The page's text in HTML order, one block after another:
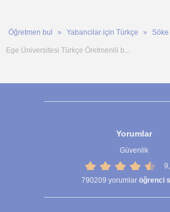
Öğretmen bul Yabancilar için Türkçe Söke
Ege Üniversitesi Türkçe Öretmenlii b...
Yorumlar
Güvenlik
790209 yorumlar öğrenci